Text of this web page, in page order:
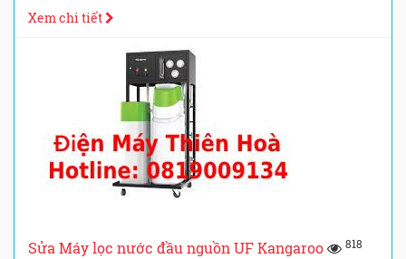
Xem chi tiết
Sửa Máy lọc nước đầu nguồn UF Kangaroo 818